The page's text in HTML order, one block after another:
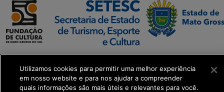
SETDIG | Secretaria-
Executiva de
Transformação Digital
Utilizamos cookies para permitir uma melhor experiência
em nosso website e para nos ajudar a compreender
quais informações são mais úteis e relevantes para você.